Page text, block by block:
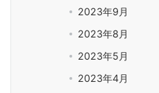
2023年9月
2023年8月
2023年5月
2023年4月